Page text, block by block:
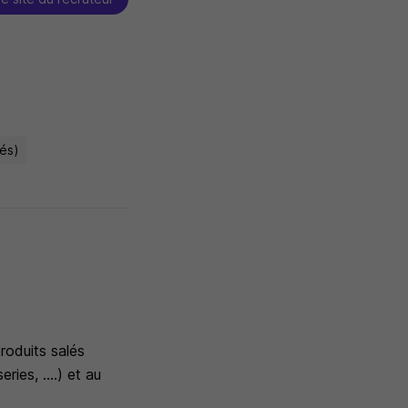
salés
....) et au